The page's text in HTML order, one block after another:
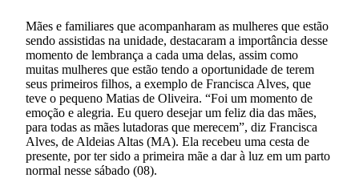
Mães e familiares que acompanharam as mulheres que estão
sendo assistidas na unidade, destacaram a importância desse
momento de lembrança a cada uma delas, assim como
muitas mulheres que estão tendo a oportunidade de terem
seus primeiros filhos, a exemplo de Francisca Alves, que
teve o pequeno Matias de Oliveira. “Foi um momento de
emoção e alegria. Eu quero desejar um feliz dia das mães,
para todas as mães lutadoras que merecem”, diz Francisca
Alves, de Aldeias Altas (MA). Ela recebeu uma cesta de
presente, por ter sido a primeira mãe a dar à luz em um parto
normal nesse sábado (08).